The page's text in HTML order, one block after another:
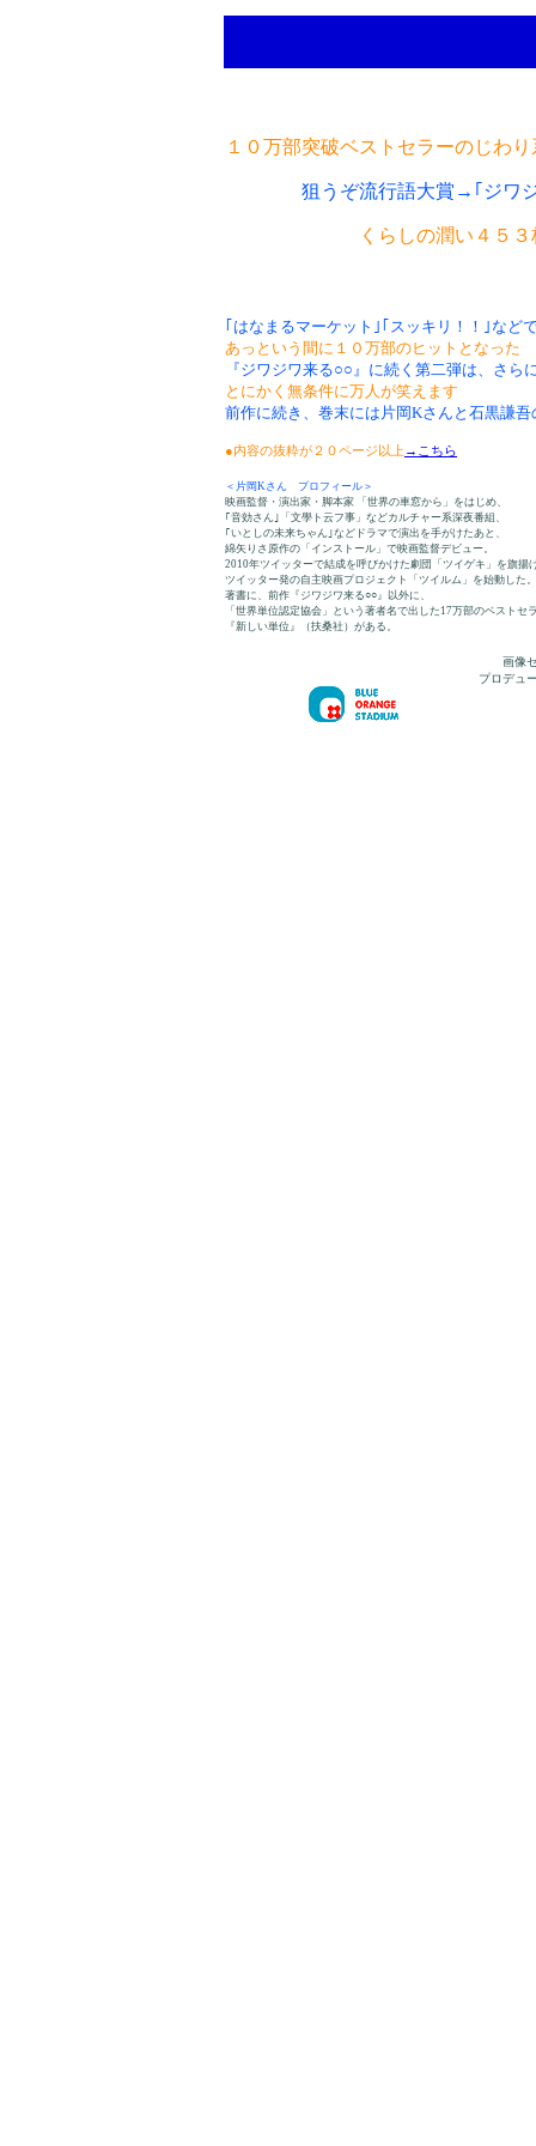
１０万部突破ベストセラーのじわ
狙うぞ流行語大賞→｢ジワ
くらしの潤い４５３
｢はなまるマーケット｣｢スッキリ！！｣など
あっという間に１０万部のヒットとなった
『ジワジワ来る○○』に続く第二弾は、さら
とにかく無条件に万人が笑えます
前作に続き、巻末には片岡Kさんと石黒謙
●内容の抜粋が２０ページ以上 →こちら
＜片岡Kさん プロフィール＞
映画監督・演出家・脚本家 「世界の車窓から」をはじめ、
｢音効さん｣「文學ト云フ事」などカルチャー系深夜番組、
｢いとしの未来ちゃん｣などドラマで演出を手がけたあと、
綿矢りさ原作の「インストール」で映画監督デビュー。
2010年ツイッターで結成を呼びかけた劇団「ツイゲキ」を旗揚
ツイッター発の自主映画プロジェクト「ツイルム」を始動した。
著書に、前作『ジワジワ来る○○』以外に、
「世界単位認定協会」という著者名で出した17万部のベストセ
『新しい単位』（扶桑社）がある。
画像
プロデュ